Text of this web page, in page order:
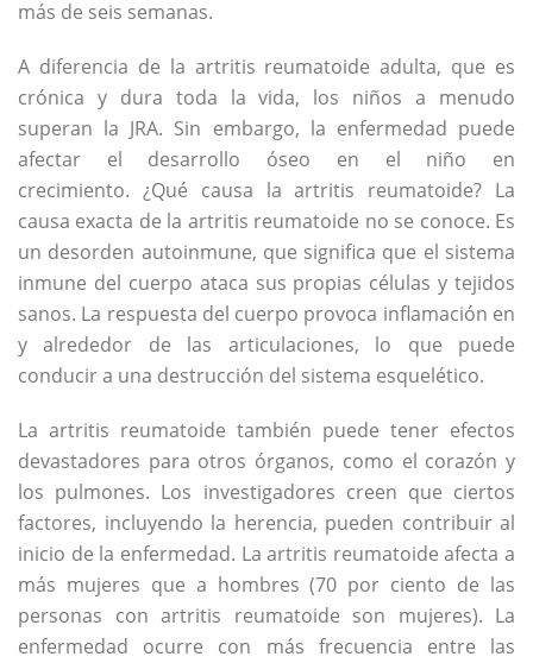
más de seis semanas.
A diferencia de la artritis reumatoide adulta, que es
crónica y dura toda la vida, los niños a menudo
superan la JRA. Sin embargo, la enfermedad puede
afectar el desarrollo óseo en el niño en
crecimiento. ¿Qué causa la artritis reumatoide? La
causa exacta de la artritis reumatoide no se conoce. Es
un desorden autoinmune, que significa que el sistema
inmune del cuerpo ataca sus propias células y tejidos
sanos. La respuesta del cuerpo provoca inflamación en
y alrededor de las articulaciones, lo que puede
conducir a una destrucción del sistema esquelético.
La artritis reumatoide también puede tener efectos
devastadores para otros órganos, como el corazón y
los pulmones. Los investigadores creen que ciertos
factores, incluyendo la herencia, pueden contribuir al
inicio de la enfermedad. La artritis reumatoide afecta a
más mujeres que a hombres (70 por ciento de las
personas con artritis reumatoide son mujeres). La
enfermedad ocurre con más frecuencia entre las